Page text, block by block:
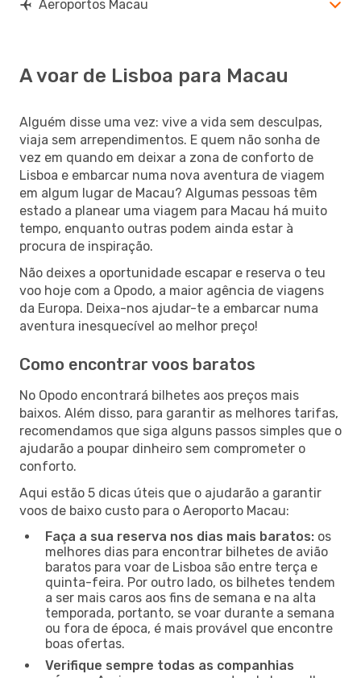
Aeroportos Macau
A voar de Lisboa para Macau
Alguém disse uma vez: vive a vida sem desculpas,
viaja sem arrependimentos. E quem não sonha de
vez em quando em deixar a zona de conforto de
Lisboa e embarcar numa nova aventura de viagem
em algum lugar de Macau? Algumas pessoas têm
estado a planear uma viagem para Macau há muito
tempo, enquanto outras podem ainda estar à
procura de inspiração.
Não deixes a oportunidade escapar e reserva o teu
voo hoje com a Opodo, a maior agência de viagens
da Europa. Deixa-nos ajudar-te a embarcar numa
aventura inesquecível ao melhor preço!
Como encontrar voos baratos
No Opodo encontrará bilhetes aos preços mais
baixos. Além disso, para garantir as melhores tarifas,
recomendamos que siga alguns passos simples que o
ajudarão a poupar dinheiro sem comprometer o
conforto.
Aqui estão 5 dicas úteis que o ajudarão a garantir
voos de baixo custo para o Aeroporto Macau:
Faça a sua reserva nos dias mais baratos: os
melhores dias para encontrar bilhetes de avião
baratos para voar de Lisboa são entre terça e
quinta-feira. Por outro lado, os bilhetes tendem
a ser mais caros aos fins de semana e na alta
temporada, portanto, se voar durante a semana
ou fora de época, é mais provável que encontre
boas ofertas.
Verifique sempre todas as companhias